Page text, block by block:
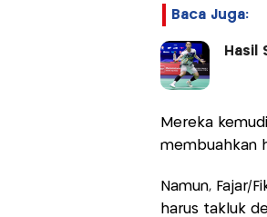
Baca Juga:
Hasil
Mereka
membuahkan
Namun, Fajar/
harus takluk